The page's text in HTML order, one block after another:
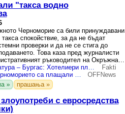
"такса водно
Черноморие са били принуждавани
спокойствие, за да не бъдат
проверки и да не се стига до
Това каза пред журналисти
ръководител на Окръжна
...
Окръжна прокуратура – Бургас: Хотелиери плащали „такса спокойствие“ до 30 000 лева, за да не им спират водата
Fakti
Хотелиери по Черноморието са плащали подкупи до 30 000 лева, за да не им спират водата
OFFNews
» прашања »
с евросредства